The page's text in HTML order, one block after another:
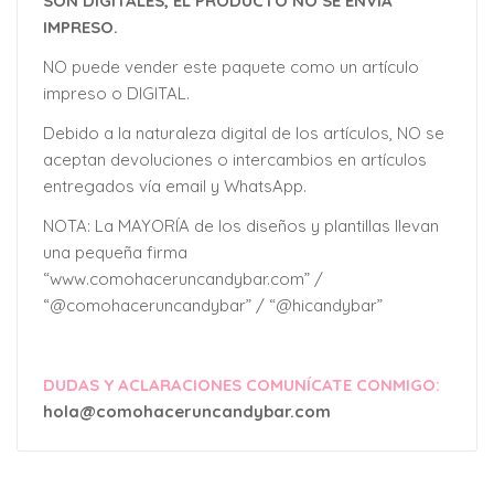
IMPRESO.
NO puede vender este paquete como un artículo
impreso o DIGITAL.
Debido a la naturaleza digital de los artículos, NO se
aceptan devoluciones o intercambios en artículos
entregados vía email y WhatsApp.
NOTA: La MAYORÍA de los diseños y plantillas llevan
una pequeña firma
“www.comohaceruncandybar.com” /
“@comohaceruncandybar” / “@hicandybar”
DUDAS Y ACLARACIONES COMUNÍCATE CONMIGO:
hola@comohaceruncandybar.com